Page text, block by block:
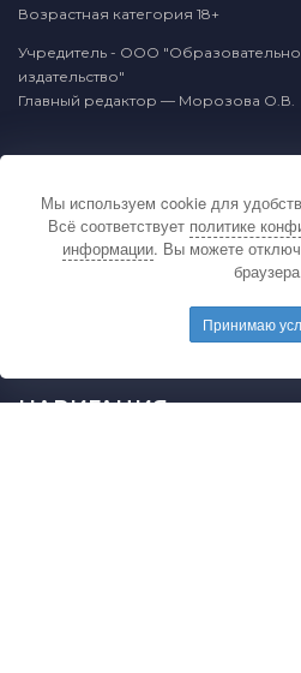
По вопросам связанным с
материалов на сайте издательства и
подтверждающих документов
электронную почту редакции.
mail@pedarticles.ru
+7 (499) 113-47-87
Возрастная категория 18+
Учредитель - ООО
издательство"
Главный редактор — Морозова О.В.
НАВИГАЦИЯ
Мы используем cookie для
Всё соответствует политике
информации. Вы можете
Принимаю